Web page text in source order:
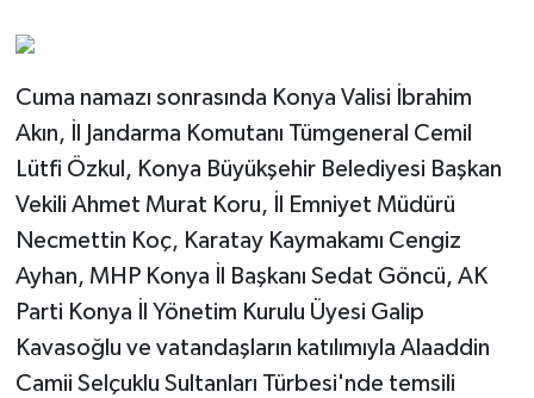
Cuma namazı sonrasında Konya Valisi İbrahim
Akın, İl Jandarma Komutanı Tümgeneral Cemil
Lütfi Özkul, Konya Büyükşehir Belediyesi Başkan
Vekili Ahmet Murat Koru, İl Emniyet Müdürü
Necmettin Koç, Karatay Kaymakamı Cengiz
Ayhan, MHP Konya İl Başkanı Sedat Göncü, AK
Parti Konya İl Yönetim Kurulu Üyesi Galip
Kavasoğlu ve vatandaşların katılımıyla Alaaddin
Camii Selçuklu Sultanları Türbesi'nde temsili